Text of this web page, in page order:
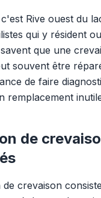
Rive ouest du
qui y résident
que une
souvent être
de faire
remplacement
de
de crevaison